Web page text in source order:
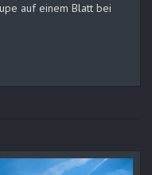
auf einem Blatt bei